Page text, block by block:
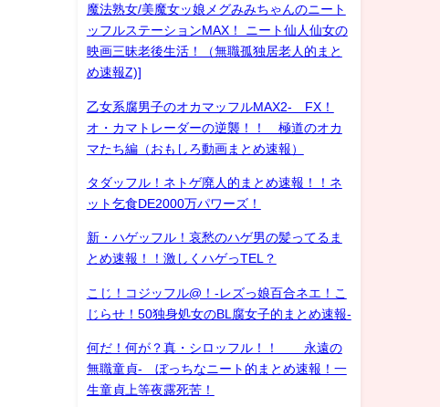
魔法熟女/美魔女ッ娘メグみみちゃんのニート
ッフルステーションMAX！ ニート仙人仙女の
映画三昧老後生活！（無職孤独居老人的まと
め速報Z)]
乙女系腐男子のオカマッフルMAX2- FX！
オ・カマトレーダーの逆襲！！ 極道のオカ
マたち編（おもしろ動画まとめ速報）
タダッフル！ネトゲ廃人的まとめ速報！！ネ
ット乞食DE2000万パワーズ！
新・ハゲッフル！哀愁のハゲ男の髪ってるま
とめ速報！！激しくハゲっTEL？
こじ！コジッフル@！-レズっ娘百合ネエ！こ
じらせ！50独身処女のBL腐女子的まとめ速報-
何だ！何が？真・シロッフル！！ 永遠の
無職童貞- ぼっちなニート的まとめ速報！一
生童貞上等夜露死苦！